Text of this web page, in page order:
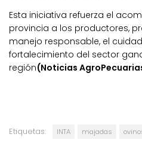
Esta iniciativa refuerza el
provincia a los productores,
manejo responsable, el
fortalecimiento del sector
región(Noticias
Etiquetas: INTA majadas